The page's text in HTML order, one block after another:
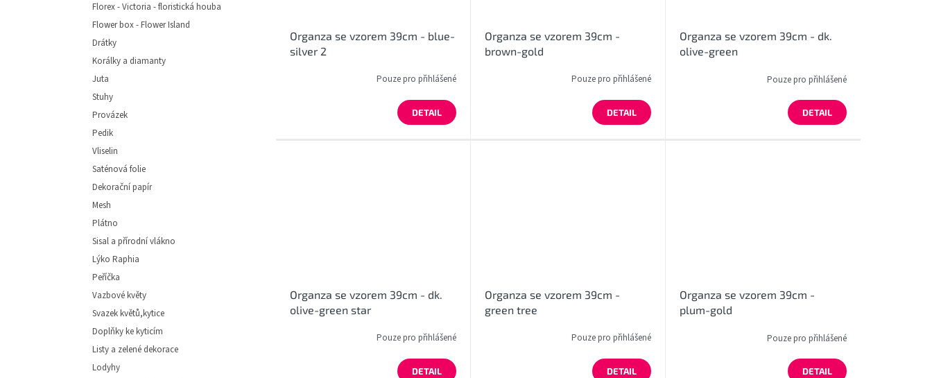
Florex - Victoria - floristická houba
Flower box - Flower Island
Drátky
Korálky a diamanty
Juta
Stuhy
Provázek
Pedik
Vliselin
Saténová folie
Dekorační papír
Mesh
Plátno
Sisal a přírodní vlákno
Lýko Raphia
Peříčka
Vazbové květy
Svazek květů,kytice
Doplňky ke kyticím
Listy a zelené dekorace
Lodyhy
Organza se vzorem 39cm - blue-
silver 2
Pouze pro přihlášené
DETAIL
Organza se vzorem 39cm -
brown-gold
Pouze pro přihlášené
DETAIL
Organza se vzorem 39cm - dk.
olive-green
Pouze pro přihlášené
DETAIL
Organza se vzorem 39cm - dk.
olive-green star
Pouze pro přihlášené
DETAIL
Organza se vzorem 39cm -
green tree
Pouze pro přihlášené
DETAIL
Organza se vzorem 39cm -
plum-gold
Pouze pro přihlášené
DETAIL